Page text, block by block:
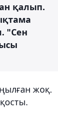
қалып.
"Сен
жоқ.